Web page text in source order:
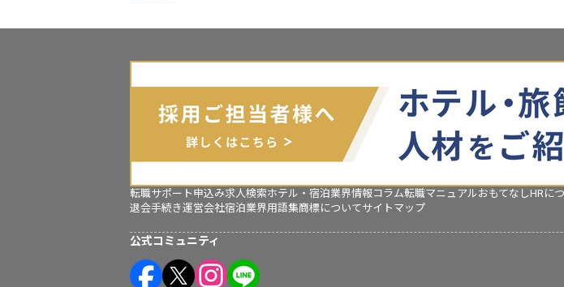
転職サポート申込み求人検索ホテル・宿泊業界情報コラム転職マニュアルおもてなしHRに
退会手続き運営会社宿泊業界用語集商標についてサイトマップ
公式コミュニティ